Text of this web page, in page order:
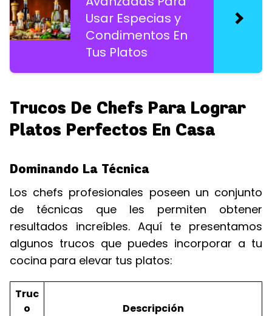
Usar Especias y
Condimentos En
Tus Platos
Trucos De Chefs Para Lograr
Platos Perfectos En Casa
Dominando La Técnica
Los chefs profesionales poseen un conjunto
de técnicas que les permiten obtener
resultados increíbles. Aquí te presentamos
algunos trucos que puedes incorporar a tu
cocina para elevar tus platos:
Truc
o
Descripción